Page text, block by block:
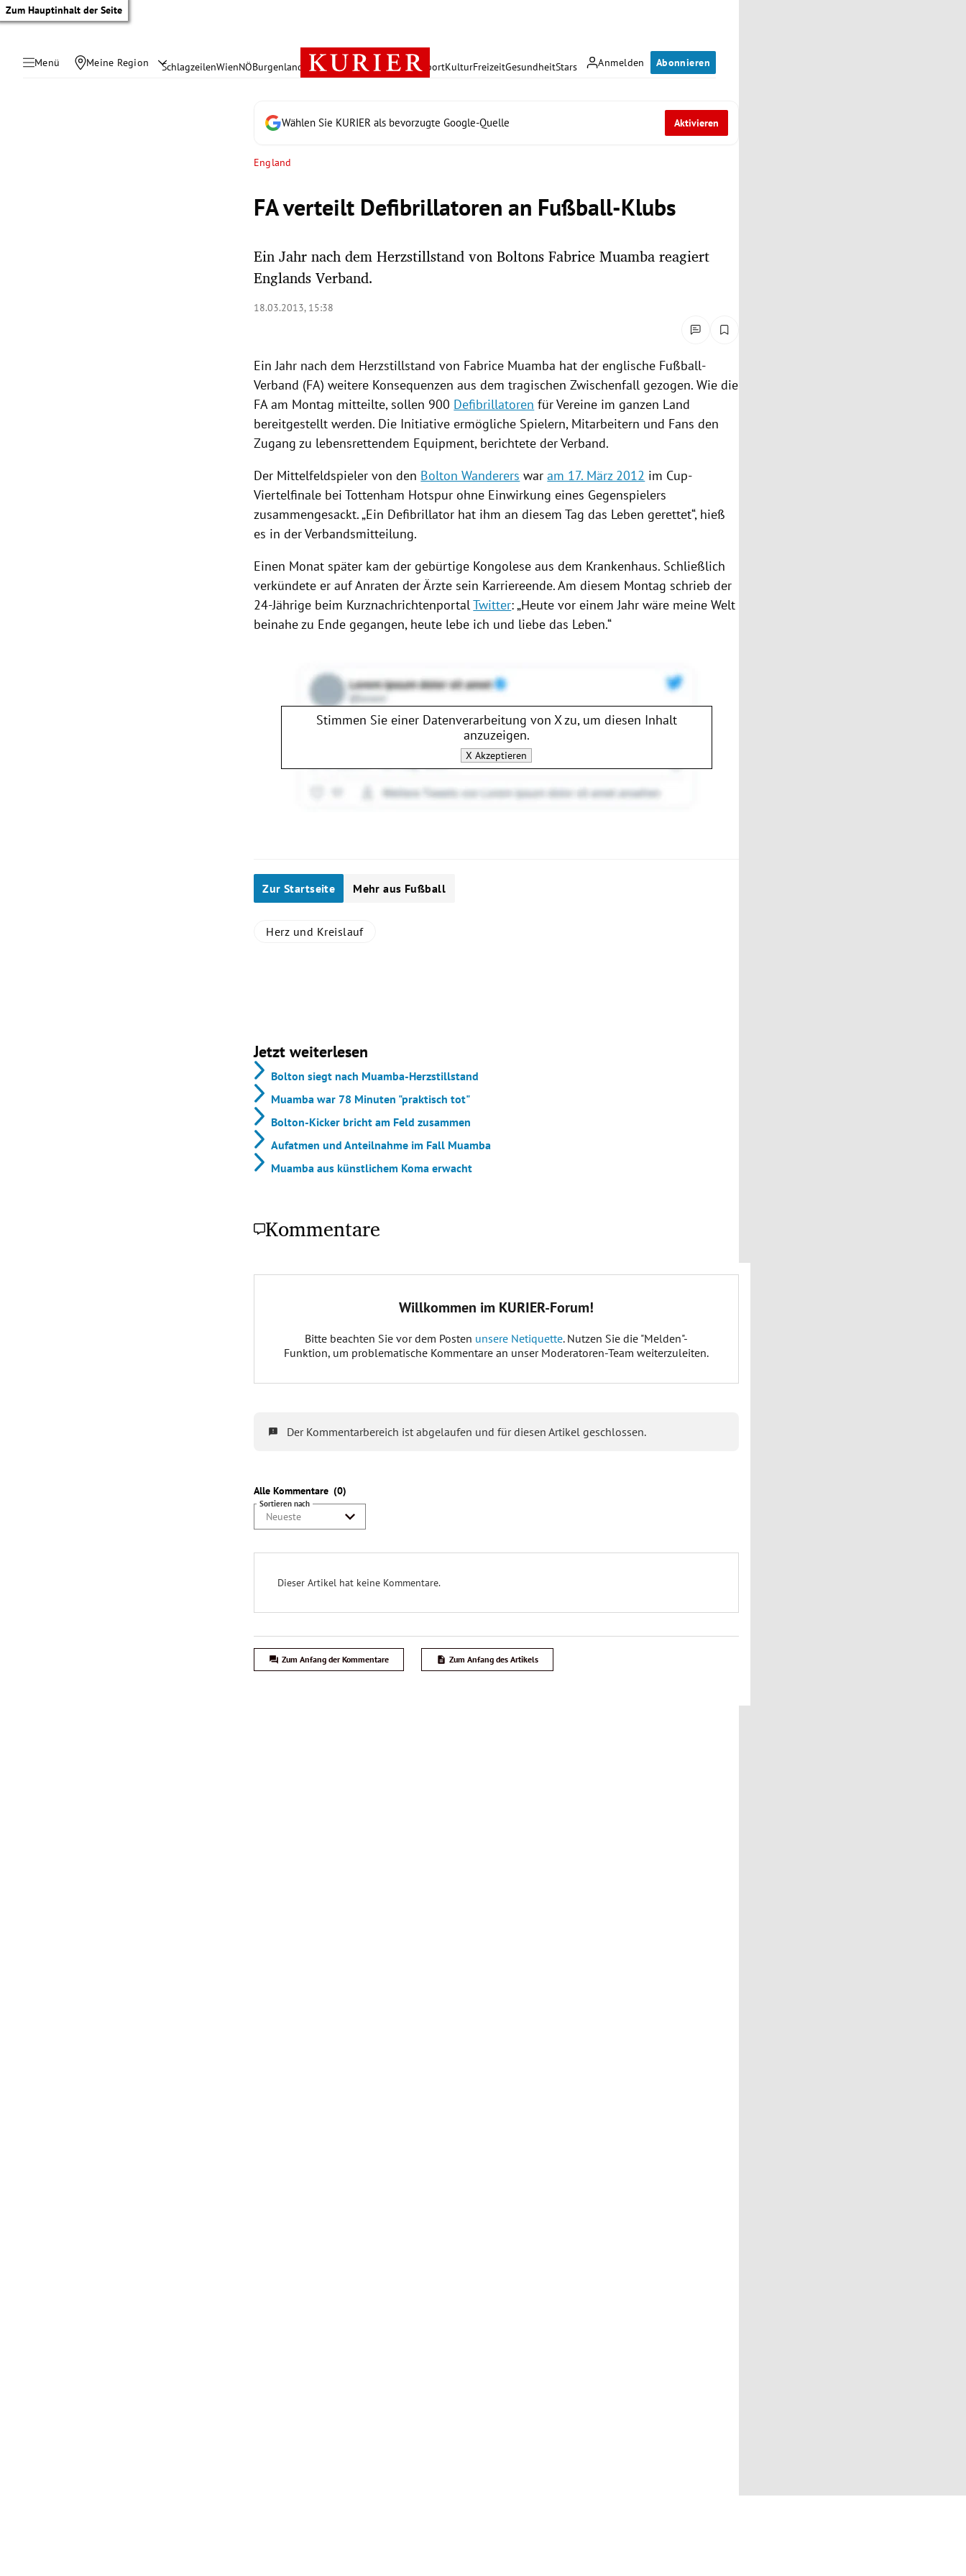
Zum Hauptinhalt der Seite
Menü Meine Region Anmelden Abonnieren
SchlagzeilenWienNÖBurgenland Österreich PolitikWirtschaft SportKulturFreizeitGesundheitStars
Wählen Sie KURIER als bevorzugte Google-Quelle Aktivieren
England
FA verteilt Defibrillatoren an Fußball-Klubs
Ein Jahr nach dem Herzstillstand von Boltons Fabrice Muamba reagiert
Englands Verband.
18.03.2013, 15:38
Ein Jahr nach dem Herzstillstand von Fabrice Muamba hat der englische Fußball-
Verband (FA) weitere Konsequenzen aus dem tragischen Zwischenfall gezogen. Wie die
FA am Montag mitteilte, sollen 900 Defibrillatoren für Vereine im ganzen Land
bereitgestellt werden. Die Initiative ermögliche Spielern, Mitarbeitern und Fans den
Zugang zu lebensrettendem Equipment, berichtete der Verband.
Der Mittelfeldspieler von den Bolton Wanderers waram 17. März 2012 im Cup-
Viertelfinale beiTottenham Hotspur ohne Einwirkung eines Gegenspielers
zusammengesackt. „Ein Defibrillator hat ihm an diesem Tag das Leben gerettet“, hieß
es in der Verbandsmitteilung.
Einen Monat später kam der gebürtige Kongolese aus dem Krankenhaus. Schließlich
verkündete er auf Anraten der Ärzte sein Karriereende. Am diesem Montag schrieb der
24-Jährige beim KurznachrichtenportalTwitter: „Heute vor einem Jahr wäre meine Welt
beinahe zu Ende gegangen, heute lebe ich und liebe das Leben.“
Stimmen Sie einer Datenverarbeitung von Xzu, um diesen Inhalt
anzuzeigen.
X Akzeptieren
Zur Startseite Mehr aus Fußball
Herz und Kreislauf
Jetzt weiterlesen
Bolton siegt nach Muamba-Herzstillstand
Muamba war 78 Minuten "praktisch tot"
Bolton-Kicker bricht am Feld zusammen
Aufatmen und Anteilnahme im Fall Muamba
Muamba aus künstlichem Koma erwacht
Kommentare